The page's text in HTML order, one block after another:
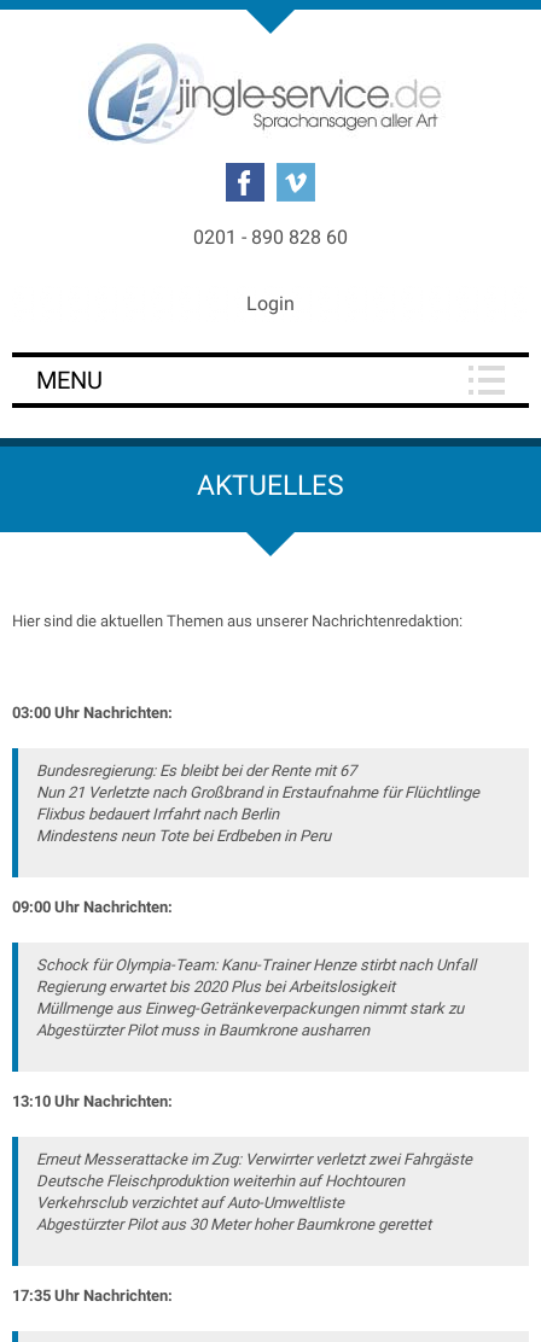
0201 - 890 828 60
Login
MENU
AKTUELLES
Hier sind die aktuellen Themen aus unserer Nachrichtenredaktion:
03:00 Uhr Nachrichten:
Bundesregierung: Es bleibt bei der Rente mit 67
Nun 21 Verletzte nach Großbrand in Erstaufnahme für Flüchtlinge
Flixbus bedauert Irrfahrt nach Berlin
Mindestens neun Tote bei Erdbeben in Peru
09:00 Uhr Nachrichten:
Schock für Olympia-Team: Kanu-Trainer Henze stirbt nach Unfall
Regierung erwartet bis 2020 Plus bei Arbeitslosigkeit
Müllmenge aus Einweg-Getränkeverpackungen nimmt stark zu
Abgestürzter Pilot muss in Baumkrone ausharren
13:10 Uhr Nachrichten:
Erneut Messerattacke im Zug: Verwirrter verletzt zwei Fahrgäste
Deutsche Fleischproduktion weiterhin auf Hochtouren
Verkehrsclub verzichtet auf Auto-Umweltliste
Abgestürzter Pilot aus 30 Meter hoher Baumkrone gerettet
17:35 Uhr Nachrichten: